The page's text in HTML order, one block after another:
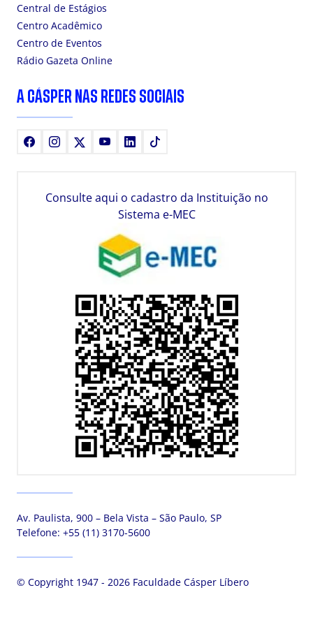
Central de Estágios
Centro Acadêmico
Centro de Eventos
Rádio Gazeta Online
A CÁSPER NAS REDES SOCIAIS
FacebookInstagram YoutubeLinkedIn
Consulte aqui o cadastro da Instituição no
Sistema e-MEC
Av. Paulista, 900 – Bela Vista – São Paulo, SP
Telefone: +55 (11) 3170-5600
© Copyright 1947 - 2026 Faculdade Cásper Líbero